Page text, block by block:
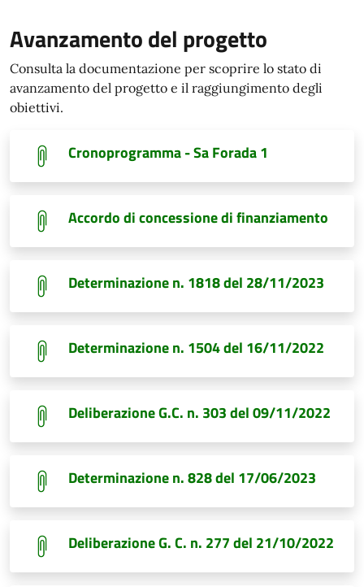
Avanzamento del progetto
Consulta la documentazione per scoprire lo stato di
avanzamento del progetto e il raggiungimento degli
obiettivi.
Cronoprogramma - Sa Forada 1
Accordo di concessione di finanziamento
Determinazione n. 1818 del 28/11/2023
Determinazione n. 1504 del 16/11/2022
Deliberazione G.C. n. 303 del 09/11/2022
Determinazione n. 828 del 17/06/2023
Deliberazione G. C. n. 277 del 21/10/2022